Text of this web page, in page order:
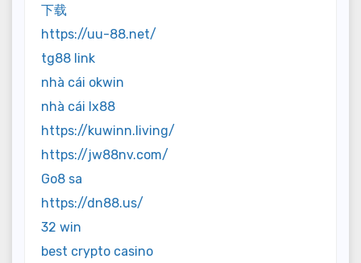
下载
https://uu-88.net/
tg88 link
nhà cái okwin
nhà cái lx88
https://kuwinn.living/
https://jw88nv.com/
Go8 sa
https://dn88.us/
32 win
best crypto casino